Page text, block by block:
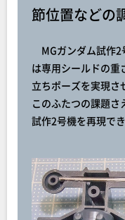
節位置などの
MGガンダム試作2
は専用シールドの重
立ちポーズを実現さ
このふたつの課題
試作2号機を再現でき